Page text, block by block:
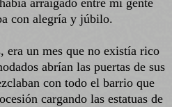
arraigado entre mi gente
con alegría y júbilo.
era un mes que no existía rico
abrían las puertas de sus
con todo el barrio que
cargando las estatuas de